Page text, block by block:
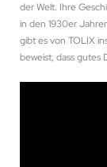
der Welt. Ihre
in den 1930er
gibt es von TOLIX
beweist, dass gutes